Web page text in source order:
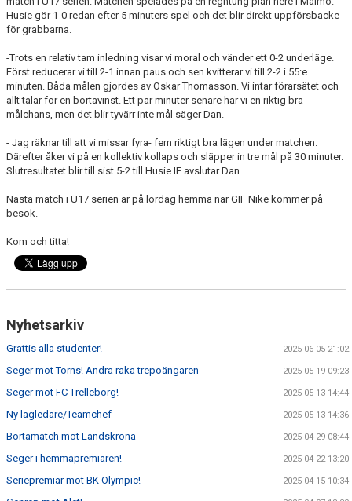
TEORI
Husie gör 1-0 redan efter 5 minuters spel och det blir direkt uppförsbacke
för grabbarna.
-Trots en relativ tam inledning visar vi moral och vänder ett 0-2 underläge.
Först reducerar vi till 2-1 innan paus och sen kvitterar vi till 2-2 i 55:e
minuten. Båda målen gjordes av Oskar Thomasson. Vi intar förarsätet och
allt talar för en bortavinst. Ett par minuter senare har vi en riktig bra
målchans, men det blir tyvärr inte mål säger Dan.
- Jag räknar till att vi missar fyra- fem riktigt bra lägen under matchen.
Därefter åker vi på en kollektiv kollaps och släpper in tre mål på 30 minuter.
Slutresultatet blir till sist 5-2 till Husie IF avslutar Dan.
Nästa match i U17 serien är på lördag hemma när GIF Nike kommer på
besök.
Kom och titta!
Nyhetsarkiv
Grattis alla studenter! 2025-06-05 21:02
Seger mot Torns! Andra raka trepoängaren 2025-05-19 09:23
Seger mot FC Trelleborg! 2025-05-13 14:44
Ny lagledare/Teamchef 2025-05-13 14:36
Bortamatch mot Landskrona 2025-04-29 08:44
Seger i hemmapremiären! 2025-04-22 13:20
Seriepremiär mot BK Olympic! 2025-04-15 10:34